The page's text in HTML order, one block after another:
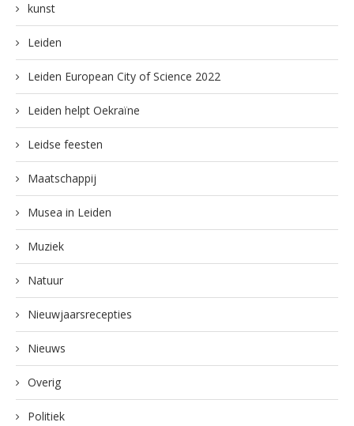
kunst
Leiden
Leiden European City of Science 2022
Leiden helpt Oekraïne
Leidse feesten
Maatschappij
Musea in Leiden
Muziek
Natuur
Nieuwjaarsrecepties
Nieuws
Overig
Politiek